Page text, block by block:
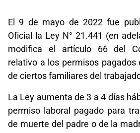
El 9 de mayo de 2022 fue
Oficial la Ley N° 21.441 (en
modifica el artículo 66 del
relativo a los permisos pagados
de ciertos familiares del
La Ley aumenta de 3 a 4 días
permiso laboral pagado para
de muerte del padre o de la